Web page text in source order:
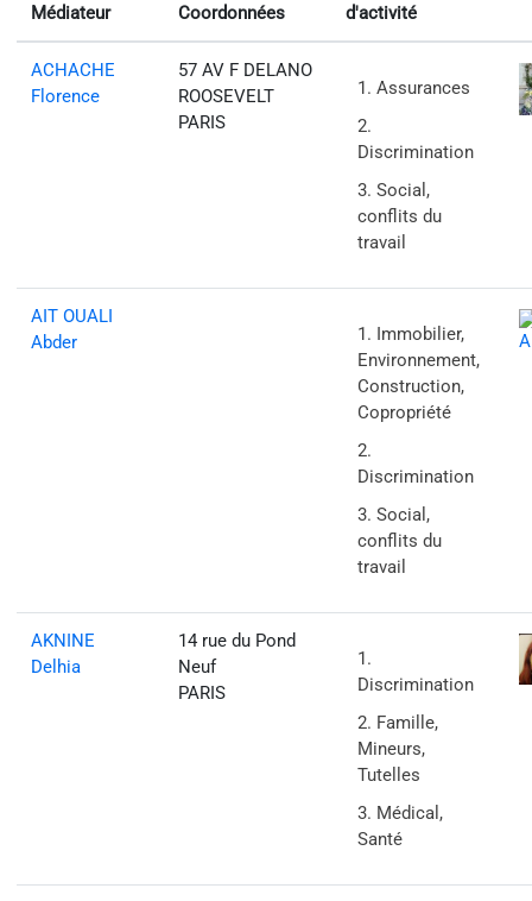
Médiateur Coordonnées
d'activité
ACHACHE
Florence
57 AV F DELANO
ROOSEVELT
PARIS
Assurances
Discrimination
Social,
conflits du
travail
AIT OUALI
Abder
Immobilier,
Environnement,
Construction,
Copropriété
Discrimination
Social,
conflits du
travail
AKNINE
Delhia
14 rue du Pond
Neuf
PARIS
Discrimination
Famille,
Mineurs,
Tutelles
Médical,
Santé